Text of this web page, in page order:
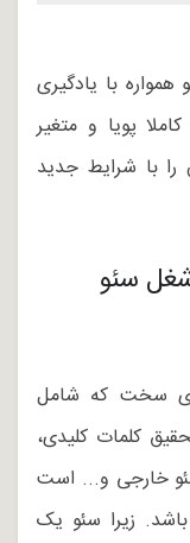
با یادگیری
پویا و متغیر
با شرایط جدید
سئو
سخت که شامل
کلمات کلیدی،
خارجی و... است
زیرا سئو یک